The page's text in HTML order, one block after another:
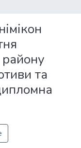
та